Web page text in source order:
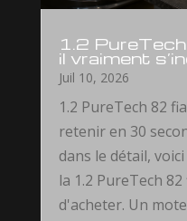
1.2
il vraiment
Juil 10, 2026
1.2 PureTech 82
retenir en 30
dans le détail,
la 1.2 PureTech
d'acheter. Un